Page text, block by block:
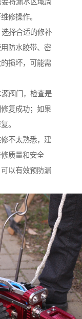
将漏水区域周
修操作。
择合适的修补
防水胶带、密
损坏，可能需
阀门，检查是
复成功；如果
。
不太熟悉，建
质量和安全
以有效预防漏